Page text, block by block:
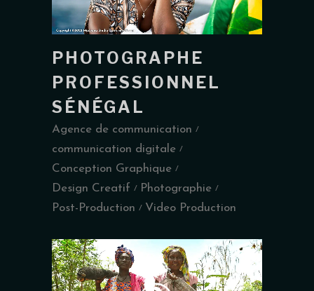
PHOTOGRAPHE
PROFESSIONNEL
SÉNÉGAL
Agence de communication
communication digitale
Conception Graphique
Design Creatif
Photographie
Post-Production
Video Production